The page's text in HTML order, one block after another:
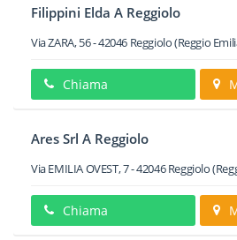
Filippini Elda A Reggiolo
Via ZARA, 56-42046 Reggiolo(Reggio
Chiama
Ares Srl A Reggiolo
Via EMILIA OVEST, 7-42046 Reggiolo
Chiama